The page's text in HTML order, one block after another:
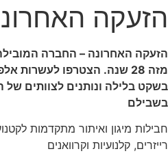
הזעקה
הזעקה האחרונה – החברה
מזה 28 שנה. הצטרפו לעשרות
בשקט בלילה ונותנים לצוותים
בשבילם
חבילות מיגון ואיתור מתקדמות
רייזרים, קלנועיות וקרוואנים